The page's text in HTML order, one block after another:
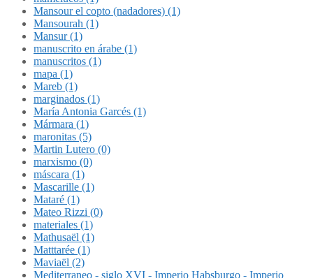
Mansour el copto (nadadores) (1)
Mansourah (1)
Mansur (1)
manuscrito en árabe (1)
manuscritos (1)
mapa (1)
Mareb (1)
marginados (1)
María Antonia Garcés (1)
Mármara (1)
maronitas (5)
Martin Lutero (0)
marxismo (0)
máscara (1)
Mascarille (1)
Mataré (1)
Mateo Rizzi (0)
materiales (1)
Mathusaël (1)
Matttarée (1)
Maviaël (2)
Mediterraneo - siglo XVI - Imperio Habsburgo - Imperio